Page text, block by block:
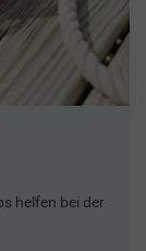
helfen bei der